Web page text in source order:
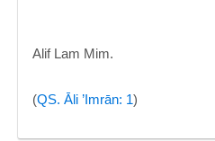
Alif Lam Mim.
(QS. Āli ’Imrān: 1)